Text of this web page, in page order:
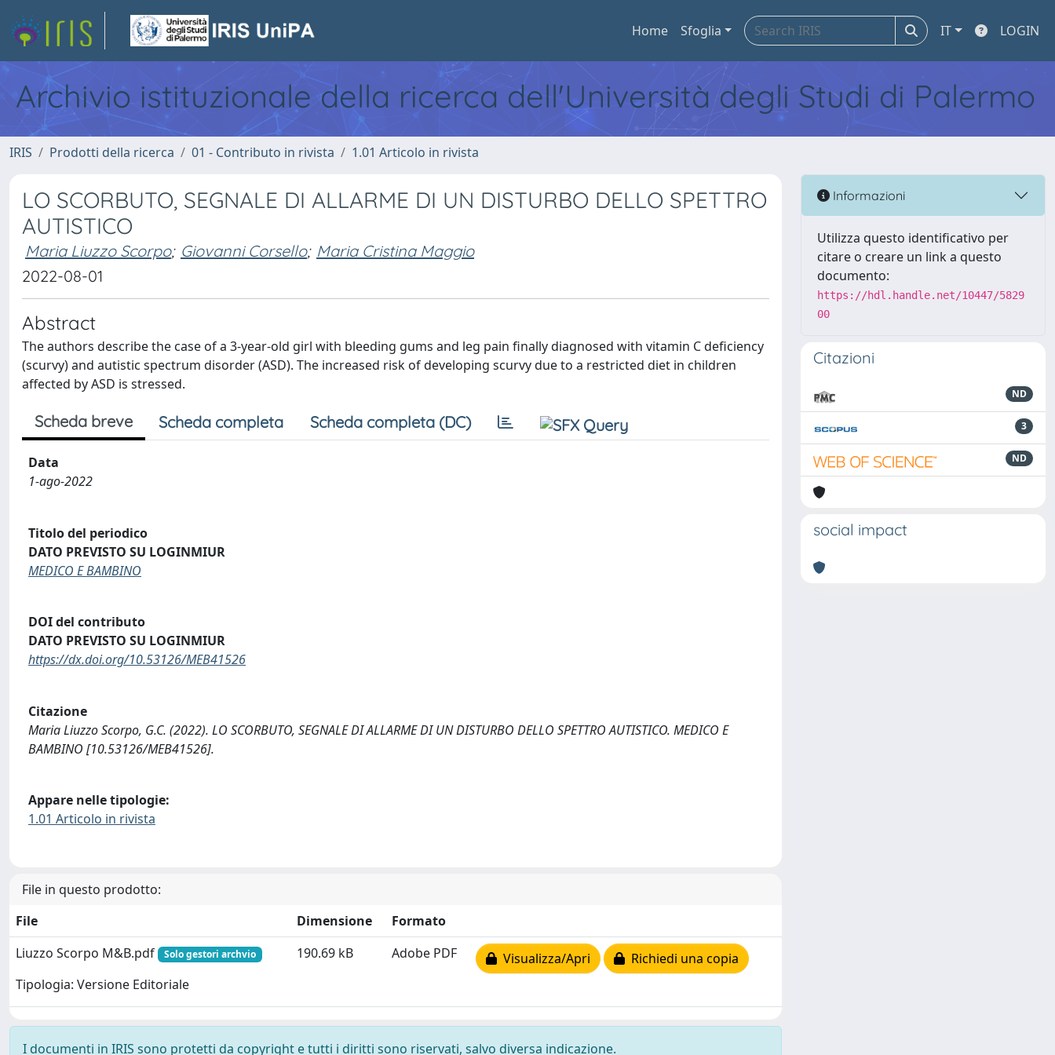
Home Sfoglia IT LOGIN
Archivio istituzionale della ricerca dell'Università degli Studi di Palermo
IRIS Prodotti della ricerca 01 - Contributo in rivista 1.01 Articolo in rivista
LO SCORBUTO, SEGNALE DI ALLARME DI UN DISTURBO DELLO SPETTRO
AUTISTICO
Maria Liuzzo Scorpo; Giovanni Corsello; Maria Cristina Maggio
2022-08-01
Abstract
The authors describe the case of a 3-year-old girl with bleeding gums and leg pain finally diagnosed with vitamin C deficiency
(scurvy) and autistic spectrum disorder (ASD). The increased risk of developing scurvy due to a restricted diet in children
affected by ASD is stressed.
Scheda breve Scheda completa Scheda completa (DC)
Data
1-ago-2022
Titolo del periodico
DATO PREVISTO SU LOGINMIUR
MEDICO E BAMBINO
DOI del contributo
DATO PREVISTO SU LOGINMIUR
https://dx.doi.org/10.53126/MEB41526
Citazione
Maria Liuzzo Scorpo, G.C. (2022). LO SCORBUTO, SEGNALE DI ALLARME DI UN DISTURBO DELLO SPETTRO AUTISTICO. MEDICO E
BAMBINO [10.53126/MEB41526].
Appare nelle tipologie:
1.01 Articolo in rivista
File in questo prodotto:
File
Dimensione
Formato
Liuzzo Scorpo M&B.pdf
Solo gestori archvio
Tipologia: Versione Editoriale
190.69 kB Adobe PDF Visualizza/Apri Richiedi una copia
I documenti in IRIS sono protetti da copyright e tutti i diritti sono riservati, salvo diversa indicazione.
Informazioni
Utilizza questo identificativo per
citare o creare un link a questo
documento:
https://hdl.handle.net/10447/5829
00
Citazioni
ND
3
ND
social impact